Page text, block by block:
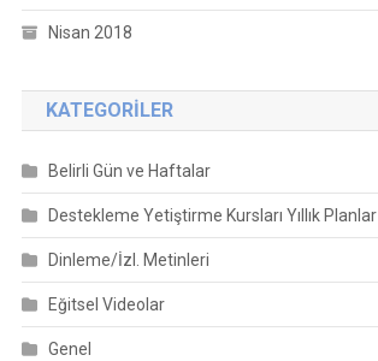
Nisan 2018
KATEGORILER
Belirli Gün ve Haftalar
Destekleme Yetiştirme Kursları Yıllık Planlar
Dinleme/İzl. Metinleri
Eğitsel Videolar
Genel